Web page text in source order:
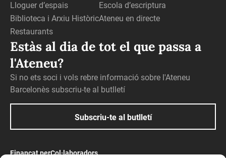
Lloguer d’espais
Biblioteca i Arxiu Històric
Restaurants
Escola d’escriptura
Ateneu en directe
Estàs al dia de tot el que passa a
l'Ateneu?
Si no ets soci i vols rebre informació sobre l'Ateneu
Barcelonès subscriu-te al butlletí
Subscriu-te al butlletí
Finançat perCol·laboradors